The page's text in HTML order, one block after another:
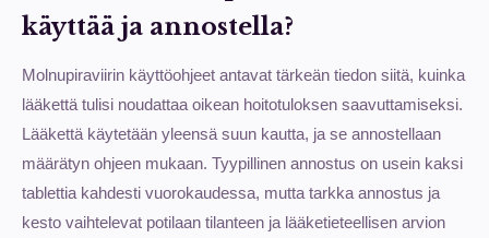
käyttää ja annostella?
Molnupiraviirin käyttöohjeet antavat tärkeän tiedon siitä, kuinka
lääkettä tulisi noudattaa oikean hoitotuloksen saavuttamiseksi.
Lääkettä käytetään yleensä suun kautta, ja se annostellaan
määrätyn ohjeen mukaan. Tyypillinen annostus on usein kaksi
tablettia kahdesti vuorokaudessa, mutta tarkka annostus ja
kesto vaihtelevat potilaan tilanteen ja lääketieteellisen arvion